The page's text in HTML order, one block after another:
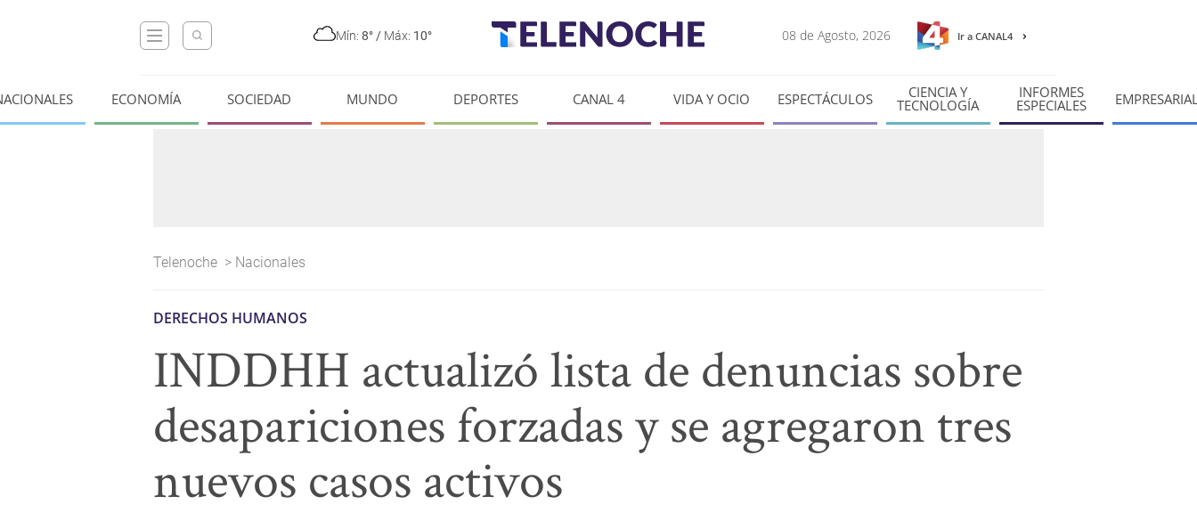
Mín: 8° / Máx: 10° 08 de Agosto, 2026 Ir a CANAL4
ECONOMÍA SOCIEDAD MUNDO DEPORTES CANAL 4 VIDA Y OCIO ESPECTÁCULOS CIENCIA Y
TECNOLOGÍA
INFORMES
ESPECIALES
Telenoche > Nacionales
DERECHOS HUMANOS
INDDHH actualizó lista de denuncias sobre
desapariciones forzadas y se agregaron tres
nuevos casos activos